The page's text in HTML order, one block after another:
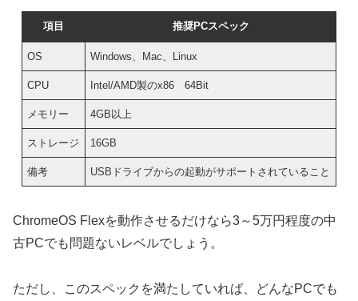
項目 推奨PCスペック
OS Windows、Mac、Linux
CPU Intel/AMD製のx86 64Bit
メモリー 4GB以上
ストレージ 16GB
備考 USBドライブからの起動がサポートされていること
ChromeOS Flexを動作させるだけなら3～5万円程度の中
古PCでも問題ないレベルでしょう。
ただし、このスペックを満たしていれば、どんなPCでも